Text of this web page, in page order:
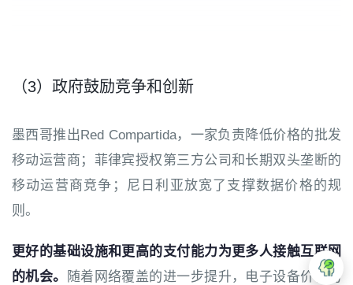
（3）政府鼓励竞争和创新
墨西哥推出Red Compartida，一家负责降低价格的批发
移动运营商；菲律宾授权第三方公司和长期双头垄断的
移动运营商竞争；尼日利亚放宽了支撑数据价格的规
则。
更好的基础设施和更高的支付能力为更多人接触互联网
的机会。
随着网络覆盖的进一步提升，电子设备价格的